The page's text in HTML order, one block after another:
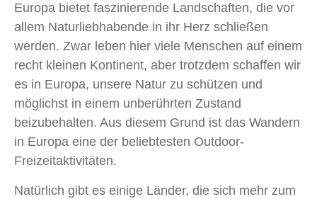
Europa bietet faszinierende Landschaften, die vor
allem Naturliebhabende in ihr Herz schließen
werden. Zwar leben hier viele Menschen auf einem
recht kleinen Kontinent, aber trotzdem schaffen wir
es in Europa, unsere Natur zu schützen und
möglichst in einem unberührten Zustand
beizubehalten. Aus diesem Grund ist das Wandern
in Europa eine der beliebtesten Outdoor-
Freizeitaktivitäten.
Natürlich gibt es einige Länder, die sich mehr zum